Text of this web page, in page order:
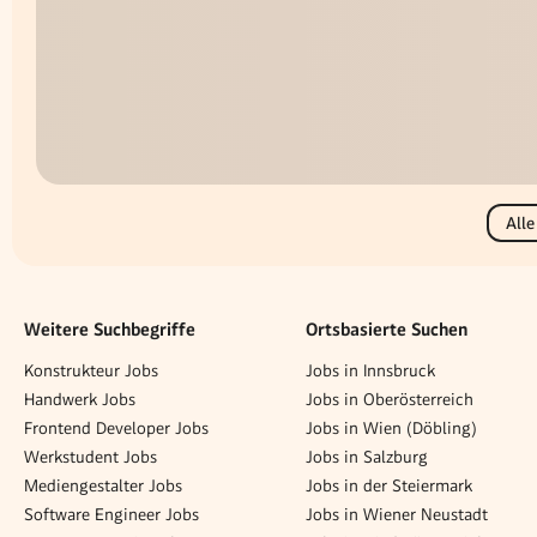
Alle
Weitere Suchbegriffe
Konstrukteur Jobs
Handwerk Jobs
Frontend Developer Jobs
Werkstudent Jobs
Mediengestalter Jobs
Software Engineer Jobs
Ortsbasierte Suchen
Jobs in Innsbruck
Jobs in Oberösterreich
Jobs in Wien (Döbling)
Jobs in Salzburg
Jobs in der Steiermark
Jobs in Wiener Neustadt